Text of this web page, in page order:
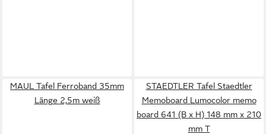
MAUL Tafel Ferroband 35mm
Länge 2,5m weiß
STAEDTLER Tafel Staedtler
Memoboard Lumocolor memo
board 641 (B x H) 148 mm x 210
mm T